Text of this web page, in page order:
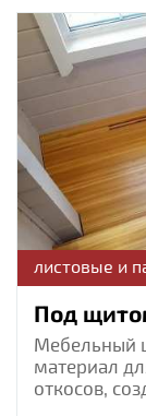
листовые и
Под
Мебельный
материал
откосов,